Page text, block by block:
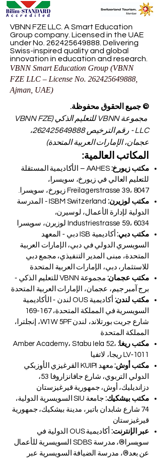
VBNN FZE LLC. A Smart Education
Group company. Licensed in the UAE
under No. 262425649888 . Delivering
Swiss-inspired quality and global
innovation in education and research.
VBNN Smart Education Group (VBNN
FZE LLC – License No. 262425649888
Ajman, UAE)
© جميع الحقوق محفوظة.
مجموعة VBNN للتعليم الذكي (VBNN FZE
LLC - رقم الترخيص
262425649888،
عجمان، الإمارات العربية المتحدة)
المكاتب العالمية:
مكتب زيورخ:
AAHES – الأكاديمية المستقلة
للتعليم العالي في زيورخ، سويسرا،
Freilagerstrasse 39، 8047 زيورخ، سويسرا.
مكتب لوزيرن:
ISBM Switzerland - المدرسة
الدولية لإدارة الأعمال، لوسيرن،
Industriestrasse 59، 6034 لوزيرن، سويسرا
مكتب دبي:
أكاديمية ISB دبي - المعهد
السويسري الدولي في دبي، الإمارات العربية
المتحدة، مبنى المدير التنفيذي، مجمع دبي
للاستثمار، دبي، الإمارات العربية المتحدة
مكتب عجمان:
مجموعة VBNN للتعليم الذكي -
برج آمبر جيم، عجمان، الإمارات العربية المتحدة
مكتب لندن:
أكاديمية OUS لندن - الأكاديمية
السويسرية في المملكة المتحدة، 167-169
شارع جريت بورتلاند، لندن W1W 5PF، إنجلترا،
المملكة المتحدة
مكتب ريغا: Amber Academy، Stabu Iela 52،
LV-1011 ريجا، لاتفيا
مكتب أوش:
معهد KUIPI القرغيزي الأوزبكي
الدولي التربوي، شارع جافانزاروفا 53،
دزانديليك، أوش، جمهورية قيرغيزستان
مكتب بيشكيك:
جامعة SIU السويسرية الدولية،
74 شارع شابدان باتير، مدينة بيشكيك، جمهورية
قيرغيزستان
عبر الإنترنت:
أكاديمية OUS الدولية في
سويسرا®، مدرسة SDBS السويسرية للأعمال
عن بعد®، مدرسة الضيافة السويسرية عبر